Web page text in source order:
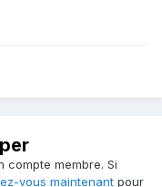
compte membre. Si
vous maintenant pour